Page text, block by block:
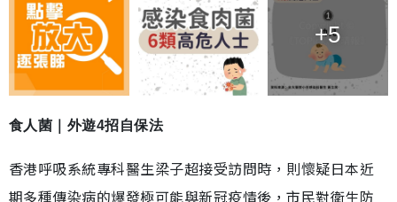
+5
食人菌｜外遊4招自保法
香港呼吸系統專科醫生梁子超接受訪問時，則懷疑日本近
期多種傳染病的爆發極可能與新冠疫情後，市民對衛生防